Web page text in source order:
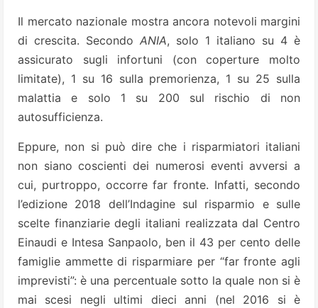
Il mercato nazionale mostra ancora notevoli margini
di crescita. Secondo ANIA, solo 1 italiano su 4 è
assicurato sugli infortuni (con coperture molto
limitate), 1 su 16 sulla premorienza, 1 su 25 sulla
malattia e solo 1 su 200 sul rischio di non
autosufficienza.
Eppure, non si può dire che i risparmiatori italiani
non siano coscienti dei numerosi eventi avversi a
cui, purtroppo, occorre far fronte. Infatti, secondo
l’edizione 2018 dell’Indagine sul risparmio e sulle
scelte finanziarie degli italiani realizzata dal Centro
Einaudi e Intesa Sanpaolo, ben il 43 per cento delle
famiglie ammette di risparmiare per “far fronte agli
imprevisti”: è una percentuale sotto la quale non si è
mai scesi negli ultimi dieci anni (nel 2016 si è